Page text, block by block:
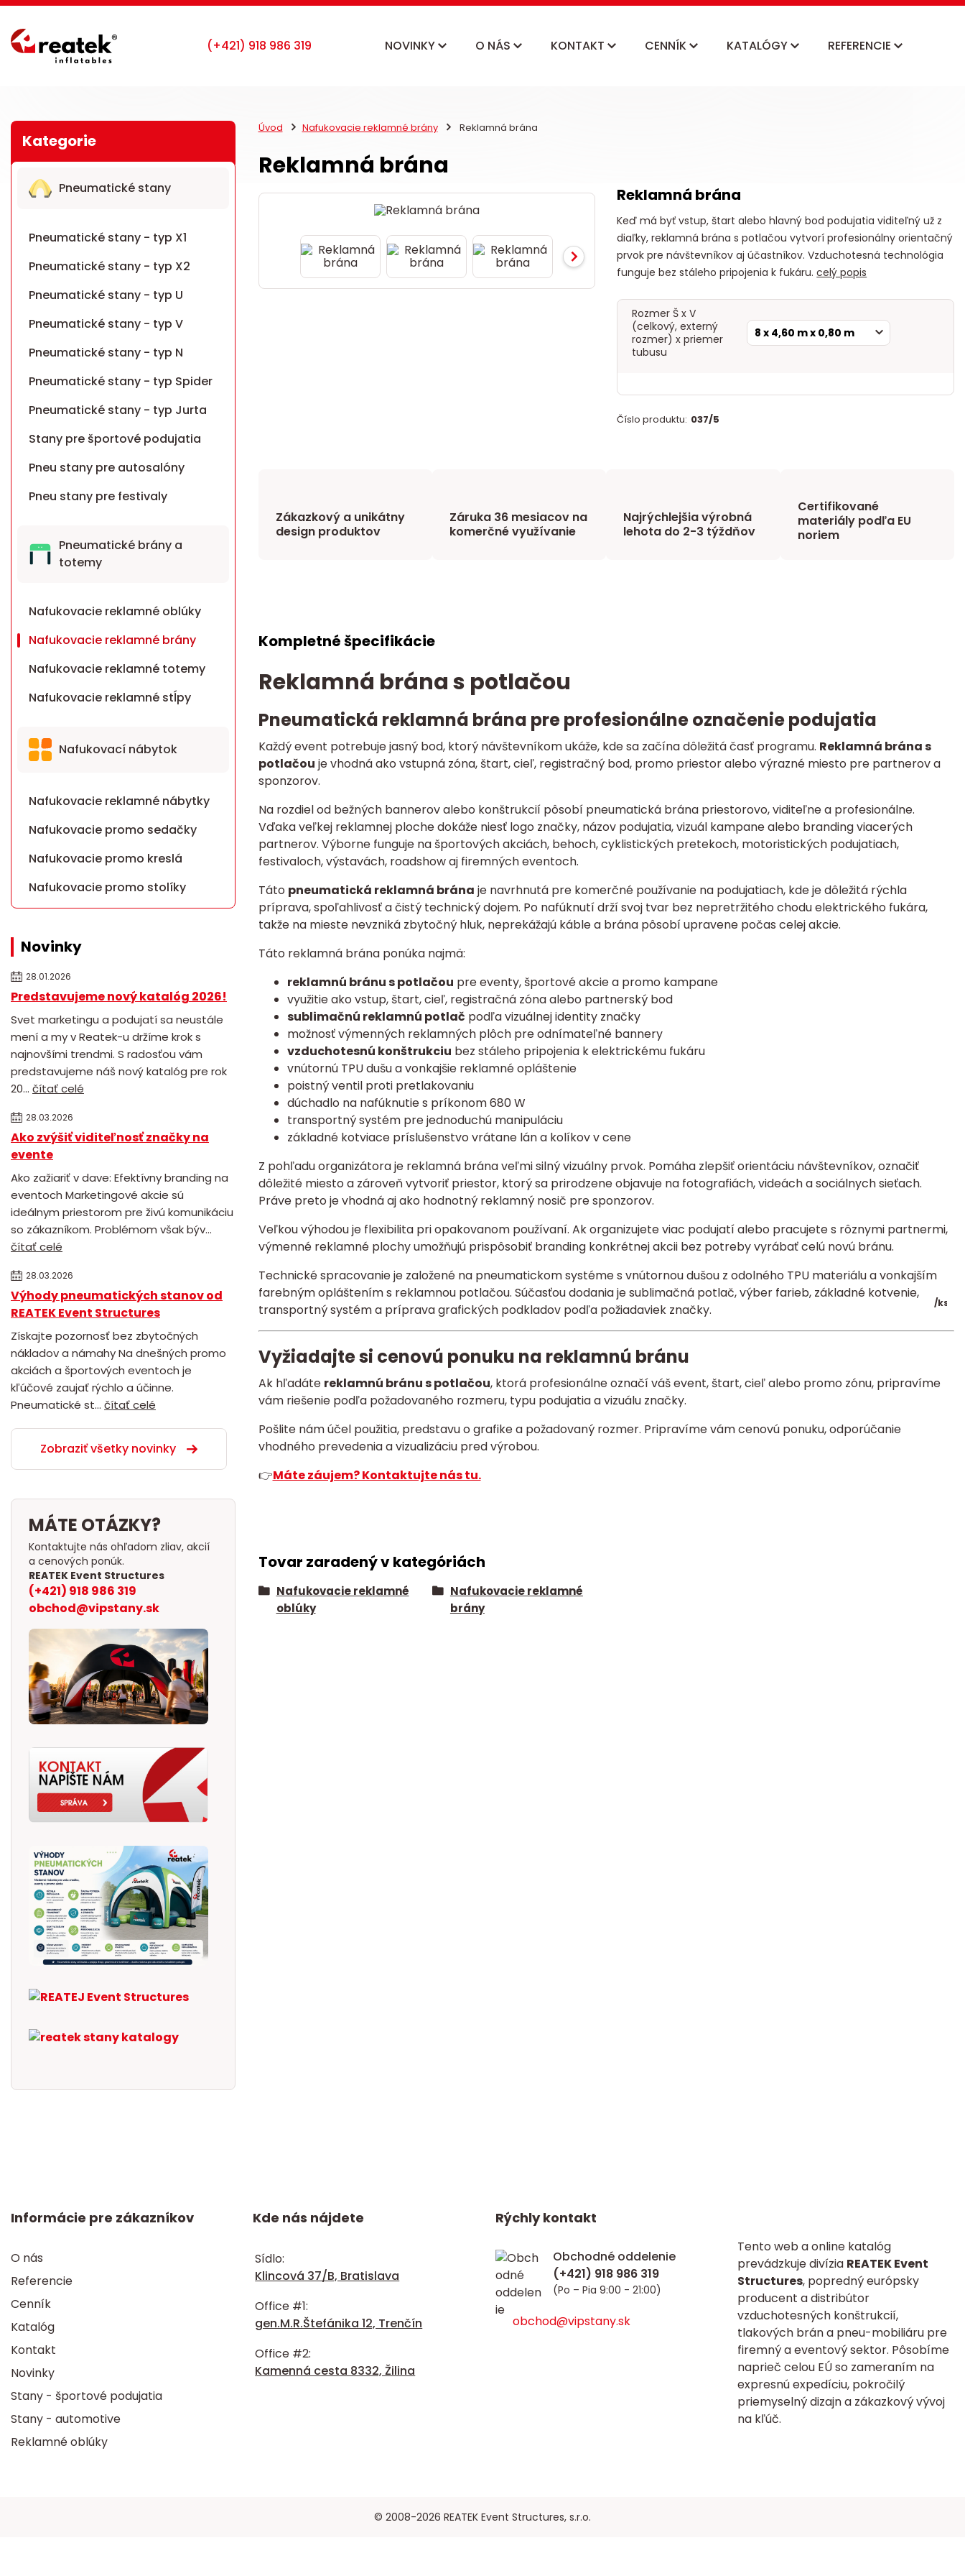
NOVINKY O NÁS KONTAKT CENNÍK KATALÓGY REFERENCIE
Pneumatické stany
Pneumatické stany - typ X1
Pneumatické stany - typ X2
Pneumatické stany - typ U
Pneumatické stany - typ V
Pneumatické stany - typ N
Pneumatické stany - typ Spider
Pneumatické stany - typ Jurta
Stany pre športové podujatia
Pneu stany pre autosalóny
Pneu stany pre festivaly
Pneumatické brány a
totemy
Nafukovacie reklamné oblúky
Nafukovacie reklamné brány
Nafukovacie reklamné totemy
Nafukovacie reklamné stĺpy
Nafukovací nábytok
Nafukovacie reklamné nábytky
Nafukovacie promo sedačky
Nafukovacie promo kreslá
Nafukovacie promo stolíky
Novinky
28.01.2026
Predstavujeme nový katalóg 2026!
Svet marketingu a podujatí sa neustále
mení a my v Reatek-u držíme krok s
najnovšími trendmi. S radosťou vám
predstavujeme náš nový katalóg pre rok
20... čítať celé
28.03.2026
Ako zvýšiť viditeľnosť značky na
evente
Ako zažiariť v dave: Efektívny branding na
eventoch Marketingové akcie sú
ideálnym priestorom pre živú komunikáciu
so zákazníkom. Problémom však býv...
čítať celé
28.03.2026
Výhody pneumatických stanov od
REATEK Event Structures
Získajte pozornosť bez zbytočných
nákladov a námahy Na dnešných promo
akciách a športových eventoch je
kľúčové zaujať rýchlo a účinne.
Pneumatické st... čítať celé
Zobraziť všetky novinky
MÁTE OTÁZKY?
Kontaktujte nás ohľadom zliav, akcií
a cenových ponúk.
REATEK Event Structures
(+421) 918 986 319
obchod@vipstany.sk
Úvod Nafukovacie reklamné brány Reklamná brána
Reklamná brána
Reklamná brána
Keď má byť vstup, štart alebo hlavný bod podujatia viditeľný už z
diaľky, reklamná brána s potlačou vytvorí profesionálny orientačný
prvok pre návštevníkov aj účastníkov. Vzduchotesná technológia
funguje bez stáleho pripojenia k fukáru.celý popis
Rozmer Š x V
(celkový, externý
rozmer) x priemer
tubusu
/ks
Číslo produktu: 037/5
Zákazkový a unikátny
design produktov
Záruka 36 mesiacov na
komerčné využívanie
Najrýchlejšia výrobná
lehota do 2-3 týždňov
Certifikované
materiály podľa EU
noriem
Kompletné špecifikácie
Reklamná brána s potlačou
Pneumatická reklamná brána pre profesionálne označenie podujatia
Každý event potrebuje jasný bod, ktorý návštevníkom ukáže, kde sa začína dôležitá časť programu. Reklamná brána s
potlačou je vhodná ako vstupná zóna, štart, cieľ, registračný bod, promo priestor alebo výrazné miesto pre partnerov a
sponzorov.
Na rozdiel od bežných bannerov alebo konštrukcií pôsobí pneumatická brána priestorovo, viditeľne a profesionálne.
Vďaka veľkej reklamnej ploche dokáže niesť logo značky, názov podujatia, vizuál kampane alebo branding viacerých
partnerov. Výborne funguje na športových akciách, behoch, cyklistických pretekoch, motoristických podujatiach,
festivaloch, výstavách, roadshow aj firemných eventoch.
Táto pneumatická reklamná brána je navrhnutá pre komerčné používanie na podujatiach, kde je dôležitá rýchla
príprava, spoľahlivosť a čistý technický dojem. Po nafúknutí drží svoj tvar bez nepretržitého chodu elektrického fukára,
takže na mieste nevzniká zbytočný hluk, neprekážajú káble a brána pôsobí upravene počas celej akcie.
Táto reklamná brána ponúka najmä:
reklamnú bránu s potlačou pre eventy, športové akcie a promo kampane
využitie ako vstup, štart, cieľ, registračná zóna alebo partnerský bod
sublimačnú reklamnú potlač podľa vizuálnej identity značky
možnosť výmenných reklamných plôch pre odnímateľné bannery
vzduchotesnú konštrukciu bez stáleho pripojenia k elektrickému fukáru
vnútornú TPU dušu a vonkajšie reklamné opláštenie
poistný ventil proti pretlakovaniu
dúchadlo na nafúknutie s príkonom 680 W
transportný systém pre jednoduchú manipuláciu
základné kotviace príslušenstvo vrátane lán a kolíkov v cene
Z pohľadu organizátora je reklamná brána veľmi silný vizuálny prvok. Pomáha zlepšiť orientáciu návštevníkov, označiť
dôležité miesto a zároveň vytvoriť priestor, ktorý sa prirodzene objavuje na fotografiách, videách a sociálnych sieťach.
Práve preto je vhodná aj ako hodnotný reklamný nosič pre sponzorov.
Veľkou výhodou je flexibilita pri opakovanom používaní. Ak organizujete viac podujatí alebo pracujete s rôznymi partnermi,
výmenné reklamné plochy umožňujú prispôsobiť branding konkrétnej akcii bez potreby vyrábať celú novú bránu.
Technické spracovanie je založené na pneumatickom systéme s vnútornou dušou z odolného TPU materiálu a vonkajším
farebným opláštením s reklamnou potlačou. Súčasťou dodania je sublimačná potlač, výber farieb, základné kotvenie,
transportný systém a príprava grafických podkladov podľa požiadaviek značky.
Vyžiadajte si cenovú ponuku na reklamnú bránu
Ak hľadáte reklamnú bránu s potlačou, ktorá profesionálne označí váš event, štart, cieľ alebo promo zónu, pripravíme
vám riešenie podľa požadovaného rozmeru, typu podujatia a vizuálu značky.
Pošlite nám účel použitia, predstavu o grafike a požadovaný rozmer. Pripravíme vám cenovú ponuku, odporúčanie
vhodného prevedenia a vizualizáciu pred výrobou.
👉Máte záujem? Kontaktujte nás tu.
Tovar zaradený v kategóriách
Nafukovacie reklamné
oblúky
Nafukovacie reklamné
brány
Informácie pre zákazníkov
O nás
Referencie
Cenník
Katalóg
Kontakt
Novinky
Stany - športové podujatia
Stany - automotive
Reklamné oblúky
Kde nás nájdete
Sídlo:
Klincová 37/B, Bratislava
Office #1:
gen.M.R.Štefánika 12, Trenčín
Office #2:
Kamenná cesta 8332, Žilina
Tento web a online katalóg
prevádzkuje divízia REATEK Event
Structures, popredný európsky
producent a distribútor
vzduchotesných konštrukcií,
tlakových brán a pneu-mobiliáru pre
firemný a eventový sektor. Pôsobíme
naprieč celou EÚ so zameraním na
expresnú expedíciu, pokročilý
priemyselný dizajn a zákazkový vývoj
na kľúč.
Rýchly kontakt
Obchodné oddelenie
(Po – Pia 9:00 - 21:00)
obchod@vipstany.sk
© 2008-2026 REATEK Event Structures, s.r.o.